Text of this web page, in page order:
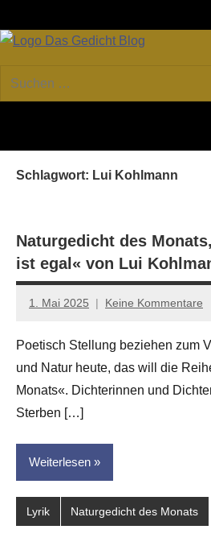
Inhalt
GEDICHT
Forum
von
und
Kritik
Suchen
nach:
Schlagwort: Lui Kohlmann
Naturgedicht des
ist egal« von Lui
1. Mai 2025
Jan-
Hornauer
für
dasgedichtblog
Keine Kommentare
Poetisch Stellung beziehen zum
und Natur heute, das will die
Monats«. Dichterinnen und
Sterben […]
Weiterlesen
Lyrik Naturgedicht des Monats